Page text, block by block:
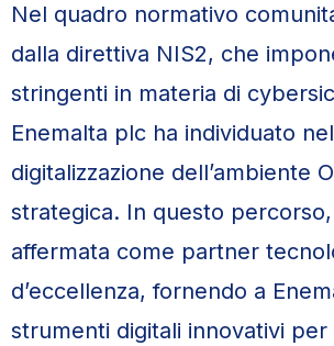
Nel quadro normativo
dalla direttiva NIS2, che
stringenti in materia di
Enemalta plc ha individuato
digitalizzazione dell’ambiente
strategica. In questo
affermata come partner
d’eccellenza, fornendo a
strumenti digitali innovativi per